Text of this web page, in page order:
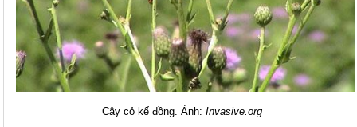
Cây cỏ kế đồng. Ảnh: Invasive.org